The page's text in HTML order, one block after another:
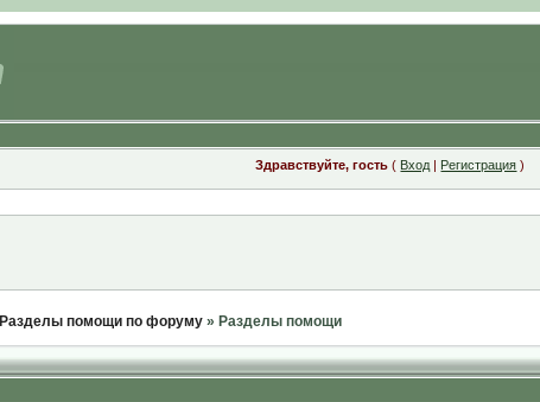
Здравствуйте, гость ( Вход | Регистрация )
Разделы помощи по форуму» Разделы помощи